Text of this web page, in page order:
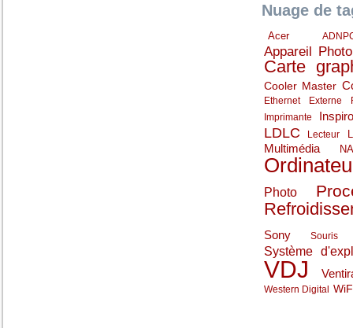
Nuage de
Acer
Appareil
Carte
Cooler Master
Ethernet Externe
Imprimante
LDLC Lecteur
Multimédia
Photo
Sony Souris
Système
VDJ
Western Digital